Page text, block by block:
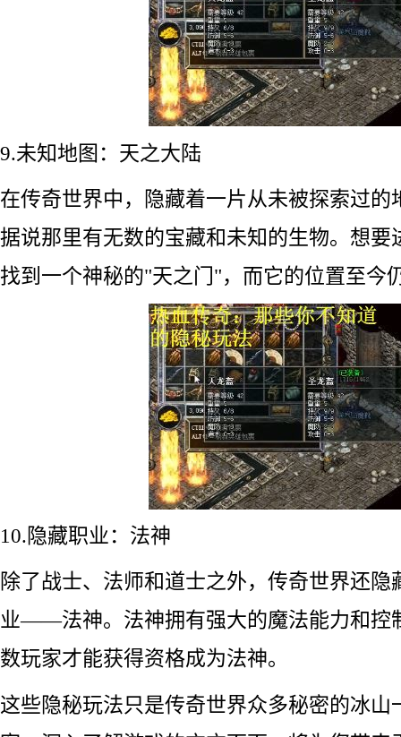
9.未知地图：天之大陆
在传奇世界中，隐藏着一片从未被探索过
据说那里有无数的宝藏和未知的生物。想要
找到一个神秘的"天之门"，而它的位置至今
10.隐藏职业：法神
除了战士、法师和道士之外，传奇世界还隐
业——法神。法神拥有强大的魔法能力和控
数玩家才能获得资格成为法神。
这些隐秘玩法只是传奇世界众多秘密的冰山